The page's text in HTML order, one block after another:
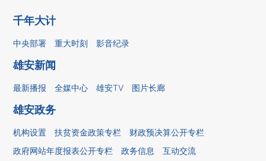
千年大计
中央部署 重大时刻 影音纪录
雄安新闻
最新播报 全媒中心 雄安TV 图片长廊
雄安政务
机构设置 扶贫资金政策专栏
财政预决算公开专栏
政府网站年度报表公开专栏
政务信息 互动交流